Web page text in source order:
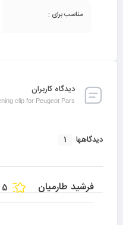
مناسب برای :
دیدگاه کاربران
clip for Peugeot Pars
دیدگاهها 1
فرشید طارمیان 5